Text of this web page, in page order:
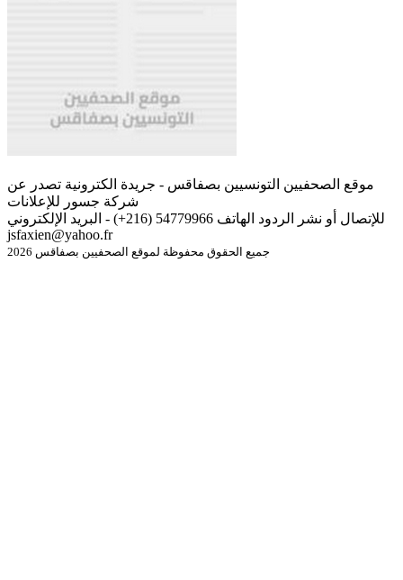
موقع الصحفيين التونسيين بصفاقس - جريدة الكترونية تصدر عن
شركة جسور للإعلانات
للإتصال أو نشر الردود الهاتف 54779966 (216+) - البريد الإلكتروني
jsfaxien@yahoo.fr
جميع الحقوق محفوظة لموقع الصحفيين بصفاقس 2026